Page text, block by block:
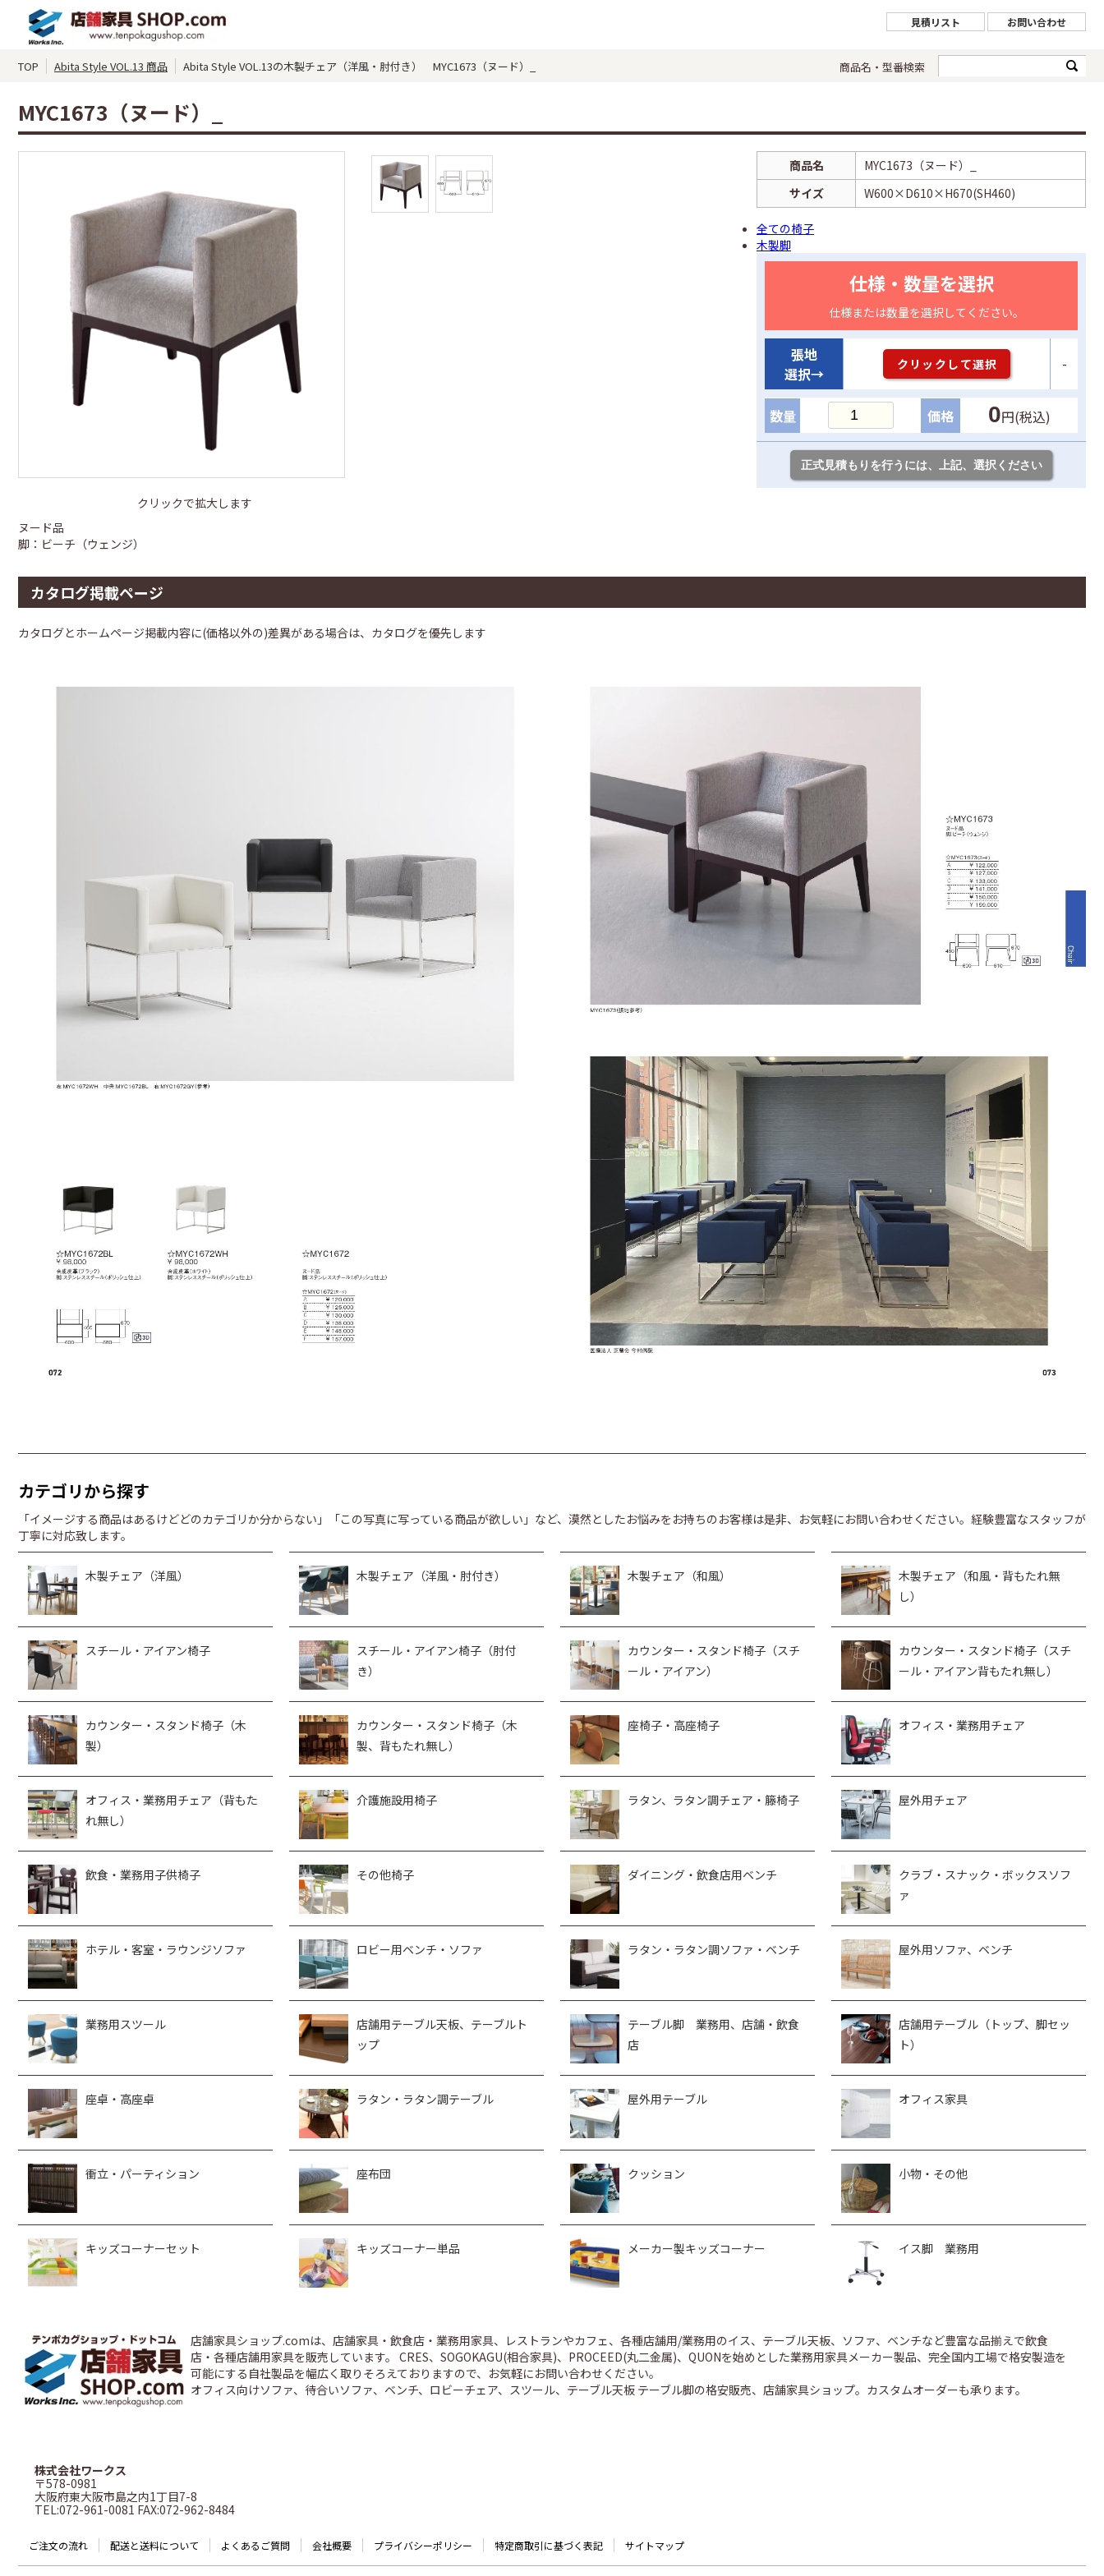
見積リスト お問い合わせ
TOP Abita Style VOL.13 商品 Abita Style VOL.13の木製チェア（洋風・肘付き） MYC1673（ヌード）_ 商品名・型番検索
MYC1673（ヌード）_
クリックで拡大します
商品名
MYC1673（ヌード）_
サイズ
W600×D610×H670(SH460)
全ての椅子
木製脚
仕様・数量を選択
仕様または数量を選択してください。
張地
選択→
クリックして選択 -
数量 価格 0円(税込)
ヌード品
脚：ビーチ（ウェンジ）
カタログ掲載ページ
カタログとホームページ掲載内容に(価格以外の)差異がある場合は、カタログを優先します
カテゴリから探す
「イメージする商品はあるけどどのカテゴリか分からない」「この写真に写っている商品が欲しい」など、漠然としたお悩みをお持ちのお客様は是非、お気軽にお問い合わせください。経験豊富なスタッフが
丁寧に対応致します。
木製チェア（洋風） 木製チェア（洋風・肘付き） 木製チェア（和風）
木製チェア（和風・背もたれ無
し）
スチール・アイアン椅子
スチール・アイアン椅子（肘付
き）
カウンター・スタンド椅子（スチ
ール・アイアン）
カウンター・スタンド椅子（スチ
ール・アイアン背もたれ無し）
カウンター・スタンド椅子（木
製）
カウンター・スタンド椅子（木
製、背もたれ無し）
座椅子・高座椅子 オフィス・業務用チェア
オフィス・業務用チェア（背もた
れ無し）
介護施設用椅子 ラタン、ラタン調チェア・籐椅子 屋外用チェア
飲食・業務用子供椅子 その他椅子 ダイニング・飲食店用ベンチ
クラブ・スナック・ボックスソフ
ァ
ホテル・客室・ラウンジソファ ロビー用ベンチ・ソファ ラタン・ラタン調ソファ・ベンチ 屋外用ソファ、ベンチ
業務用スツール
店舗用テーブル天板、テーブルト
ップ
テーブル脚 業務用、店舗・飲食
店
店舗用テーブル（トップ、脚セッ
ト）
座卓・高座卓 ラタン・ラタン調テーブル 屋外用テーブル オフィス家具
衝立・パーティション 座布団 クッション 小物・その他
キッズコーナーセット キッズコーナー単品 メーカー製キッズコーナー イス脚 業務用
店舗家具ショップ.comは、店舗家具・飲食店・業務用家具、レストランやカフェ、各種店舗用/業務用のイス、テーブル天板、ソファ、ベンチなど豊富な品揃えで飲食
店・各種店舗用家具を販売しています。 CRES、SOGOKAGU(相合家具)、PROCEED(丸二金属)、QUONを始めとした業務用家具メーカー製品、完全国内工場で格安製造を
可能にする自社製品を幅広く取りそろえておりますので、お気軽にお問い合わせください。
オフィス向けソファ、待合いソファ、ベンチ、ロビーチェア、スツール、テーブル天板 テーブル脚の格安販売、店舗家具ショップ。カスタムオーダーも承ります。
株式会社ワークス
〒578-0981
大阪府東大阪市島之内1丁目7-8
TEL:072-961-0081 FAX:072-962-8484
ご注文の流れ 配送と送料について よくあるご質問 会社概要 プライバシーポリシー 特定商取引に基づく表記 サイトマップ